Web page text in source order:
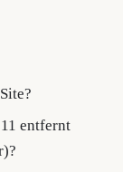
entfernt